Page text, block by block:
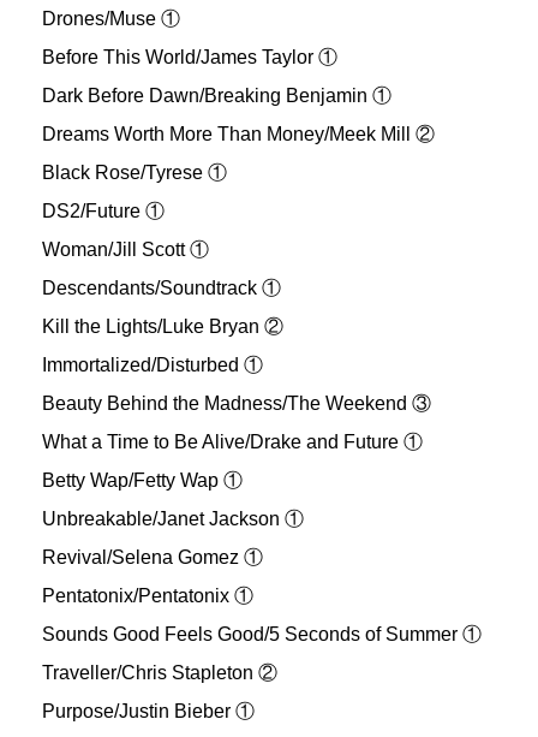
Drones/Muse ①
Before This World/James Taylor ①
Dark Before Dawn/Breaking Benjamin ①
Dreams Worth More Than Money/Meek Mill ②
Black Rose/Tyrese ①
DS2/Future ①
Woman/Jill Scott ①
Descendants/Soundtrack ①
Kill the Lights/Luke Bryan ②
Immortalized/Disturbed ①
Beauty Behind the Madness/The Weekend ③
What a Time to Be Alive/Drake and Future ①
Betty Wap/Fetty Wap ①
Unbreakable/Janet Jackson ①
Revival/Selena Gomez ①
Pentatonix/Pentatonix ①
Sounds Good Feels Good/5 Seconds of Summer ①
Traveller/Chris Stapleton ②
Purpose/Justin Bieber ①